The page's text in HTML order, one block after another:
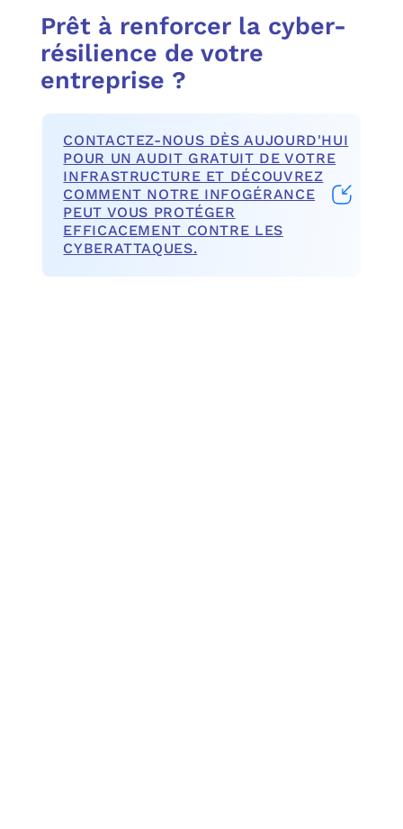
Prêt à renforcer la cyber-
résilience de votre
entreprise ?
CONTACTEZ-NOUS DÈS AUJOURD'HUI
POUR UN AUDIT GRATUIT DE VOTRE
INFRASTRUCTURE ET DÉCOUVREZ
COMMENT NOTRE INFOGÉRANCE
PEUT VOUS PROTÉGER
EFFICACEMENT CONTRE LES
CYBERATTAQUES.